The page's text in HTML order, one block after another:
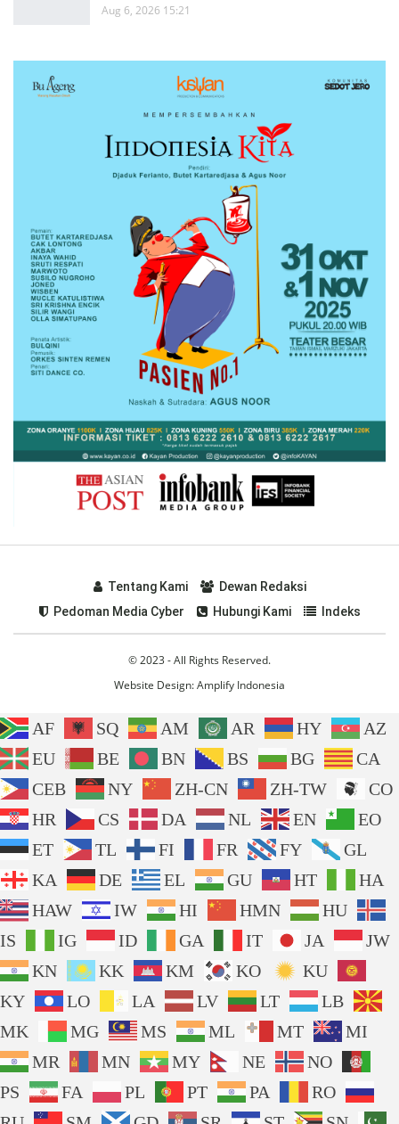
Aug 6, 2026 15:21
Tentang Kami
Dewan Redaksi
Pedoman Media Cyber
Hubungi Kami Indeks
© 2023 - All Rights Reserved.
Website Design:Amplify Indonesia
AF SQ AM AR HY
AZ
EU
BE BN BS BG
CA
CEB
NY ZH-CN ZH-TW
CO
HR
CS DA NL EN
EO
ET
TL FI FR FY
GL
KA
DE EL GU HT
HA
HAW
IW HI HMN
HU
IS
IG ID GA IT JA
JW
KN
KK KM KO
KU
KY
LO LA LV LT
LB
MK
MG MS ML MT
MI
MR
MN MY NE
NO
PS
FA PL PT PA
RO